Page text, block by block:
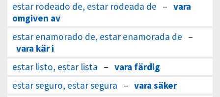
estar rodeado de, estar rodeada de – vara
omgiven av
estar enamorado de, estar enamorada de –
vara kär i
estar listo, estar lista – vara färdig
estar seguro, estar segura – vara säker